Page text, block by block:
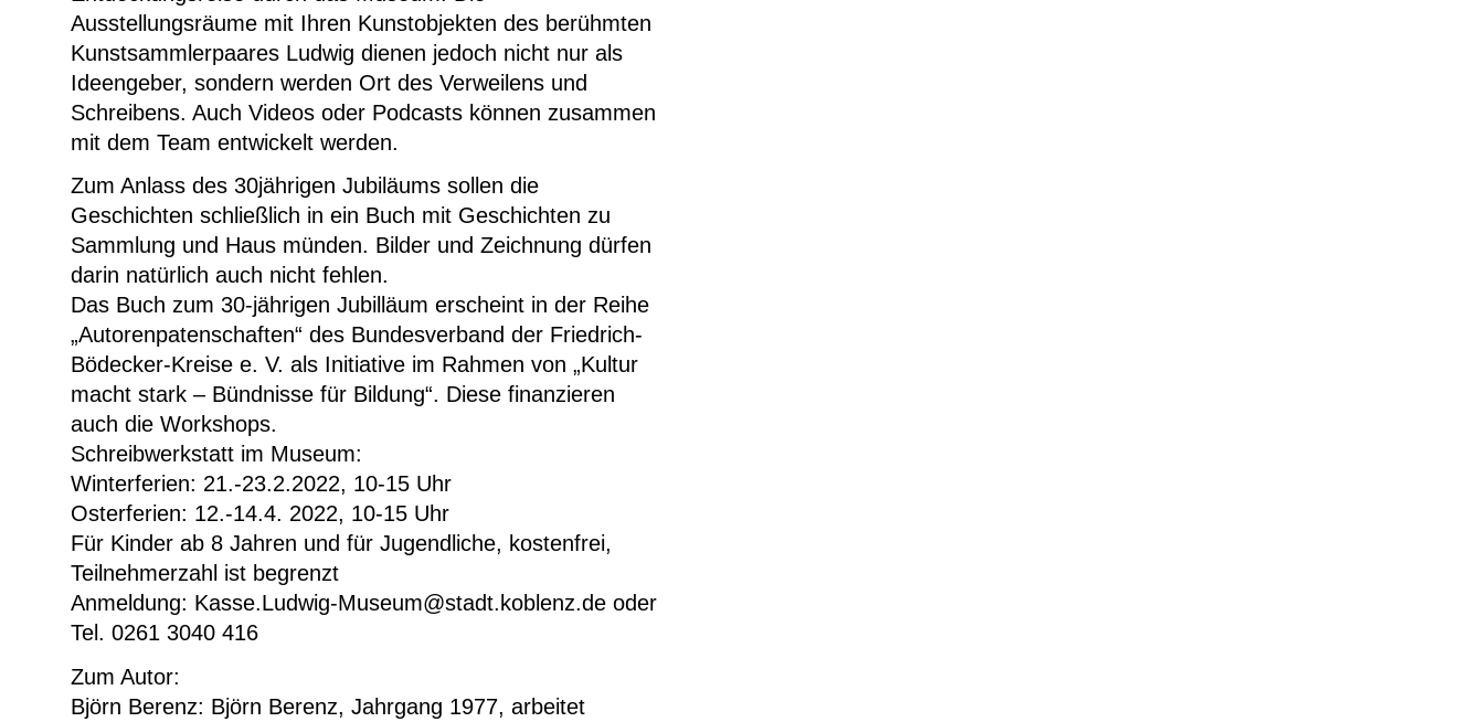
Ausstellungsräume mit Ihren Kunstobjekten des berühmten
Kunstsammlerpaares Ludwig dienen jedoch nicht nur als
Ideengeber, sondern werden Ort des Verweilens und
Schreibens. Auch Videos oder Podcasts können zusammen
mit dem Team entwickelt werden.
Zum Anlass des 30jährigen Jubiläums sollen die
Geschichten schließlich in ein Buch mit Geschichten zu
Sammlung und Haus münden. Bilder und Zeichnung dürfen
darin natürlich auch nicht fehlen.
Das Buch zum 30-jährigen Jubilläum erscheint in der Reihe
„Autorenpatenschaften“ des Bundesverband der Friedrich-
Bödecker-Kreise e. V. als Initiative im Rahmen von „Kultur
macht stark – Bündnisse für Bildung“. Diese finanzieren
auch die Workshops.
Schreibwerkstatt im Museum:
Winterferien: 21.-23.2.2022, 10-15 Uhr
Osterferien: 12.-14.4. 2022, 10-15 Uhr
Für Kinder ab 8 Jahren und für Jugendliche, kostenfrei,
Teilnehmerzahl ist begrenzt
Anmeldung: Kasse.Ludwig-Museum@stadt.koblenz.de oder
Tel. 0261 3040 416
Zum Autor:
Björn Berenz: Björn Berenz, Jahrgang 1977, arbeitet